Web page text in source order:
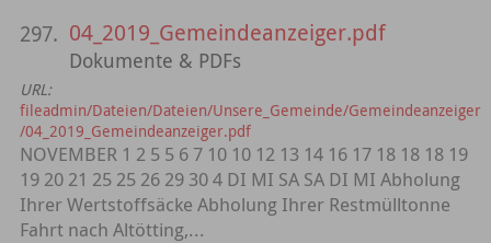
297. 04_2019_Gemeindeanzeiger.pdf
Dokumente & PDFs
URL:
fileadmin/Dateien/Dateien/Unsere_Gemeinde/Gemeindeanzeiger
/04_2019_Gemeindeanzeiger.pdf
NOVEMBER 1 2 5 5 6 7 10 10 12 13 14 16 17 18 18 18 19
19 20 21 25 25 26 29 30 4 DI MI SA SA DI MI Abholung
Ihrer Wertstoffsäcke Abholung Ihrer Restmülltonne
Fahrt nach Altötting,...